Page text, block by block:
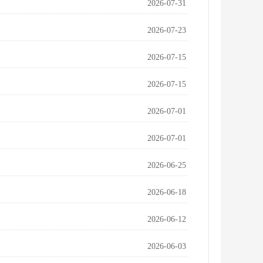
2026-07-31
2026-07-23
2026-07-15
2026-07-15
2026-07-01
2026-07-01
2026-06-25
2026-06-18
2026-06-12
2026-06-03